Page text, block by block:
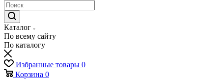
Каталог
По всему сайту
По каталогу
Избранные товары 0
Корзина 0